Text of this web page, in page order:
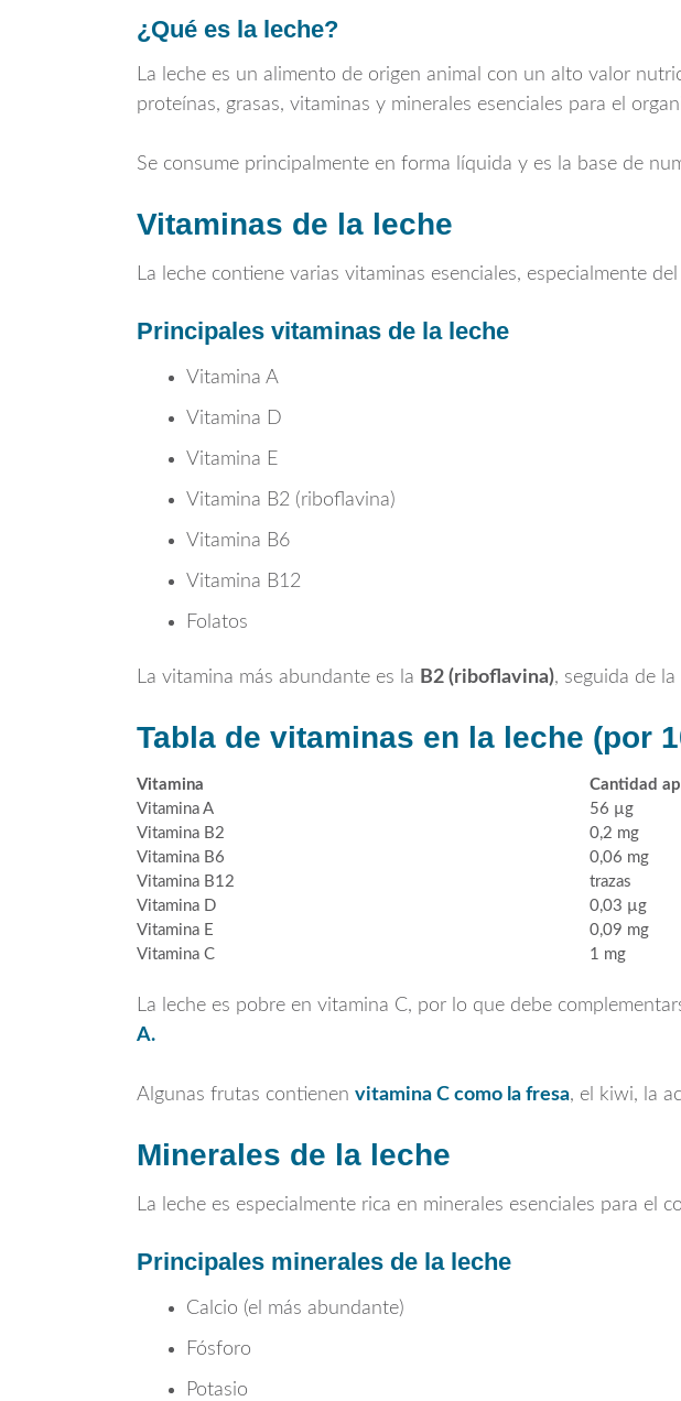
¿Qué es la leche?
La leche es un alimento de origen animal con un alto valor
proteínas, grasas, vitaminas y minerales esenciales para el
Se consume principalmente en forma líquida y es la base de
Vitaminas de la leche
La leche contiene varias vitaminas esenciales, especialmente
Principales vitaminas de la leche
Vitamina A
Vitamina D
Vitamina E
Vitamina B2 (riboflavina)
Vitamina B6
Vitamina B12
Folatos
La vitamina más abundante es la B2 (riboflavina), seguida de la
Tabla de vitaminas en la leche (por
Vitamina
Cantidad
Vitamina A
56 µg
Vitamina B2
0,2 mg
Vitamina B6
0,06 mg
Vitamina B12
trazas
Vitamina D
0,03 µg
Vitamina E
0,09 mg
Vitamina C
1 mg
La leche es pobre en vitamina C, por lo que debe
A.
Algunas frutas contienen vitamina C como la fresa, el kiwi, la
Minerales de la leche
La leche es especialmente rica en minerales esenciales para el
Principales minerales de la leche
Calcio (el más abundante)
Fósforo
Potasio